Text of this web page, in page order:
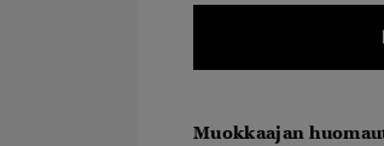
Muokkaajan